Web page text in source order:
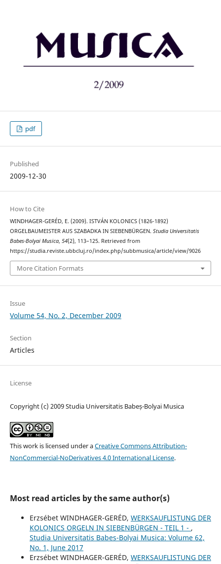
pdf
Published
2009-12-30
How to Cite
WINDHAGER-GERÉD, E. (2009). ISTVÁN KOLONICS (1826-1892)
ORGELBAUMEISTER AUS SZABADKA IN SIEBENBÜRGEN. Studia Universitatis
Babes-Bolyai Musica, 54(2), 113–125. Retrieved from
https://studia.reviste.ubbcluj.ro/index.php/subbmusica/article/view/9026
More Citation Formats
Issue
Volume 54, No. 2, December 2009
Section
Articles
License
Copyright (c) 2009 Studia Universitatis Babeș-Bolyai Musica
This work is licensed under aCreative Commons Attribution-
NonCommercial-NoDerivatives 4.0 International License.
Most read articles by the same author(s)
Erzsébet WINDHAGER-GERÉD, WERKSAUFLISTUNG DER
KOLONICS ORGELN IN SIEBENBÜRGEN - TEIL 1 - ,
Studia Universitatis Babes-Bolyai Musica: Volume 62,
No. 1, June 2017
Erzsébet WINDHAGER-GERÉD, WERKSAUFLISTUNG DER